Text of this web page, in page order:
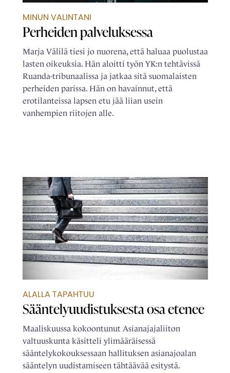
MINUN VALINTANI
Perheiden palveluksessa
Marja Välilä tiesi jo nuorena, että haluaa puolustaa
lasten oikeuksia. Hän aloitti työn YK:n tehtävissä
Ruanda-tribunaalissa ja jatkaa sitä suomalaisten
perheiden parissa. Hän on havainnut, että
erotilanteissa lapsen etu jää liian usein
vanhempien riitojen alle.
ALALLA TAPAHTUU
Sääntelyuudistuksesta osa etenee
Maaliskuussa kokoontunut Asianajajaliiton
valtuuskunta käsitteli ylimääräisessä
sääntelykokouksessaan hallituksen asianajoalan
sääntelyn uudistamiseen tähtäävää esitystä.